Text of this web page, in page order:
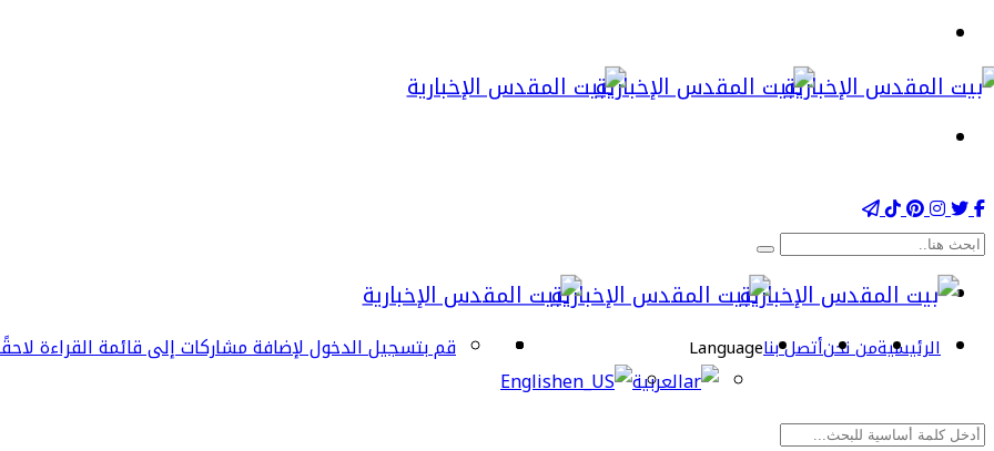
الرئيسيةمن نحنأتصل بناLanguage
العربية English
قم بتسجيل الدخول لإضافة مشاركات إلى قائمة القراءة